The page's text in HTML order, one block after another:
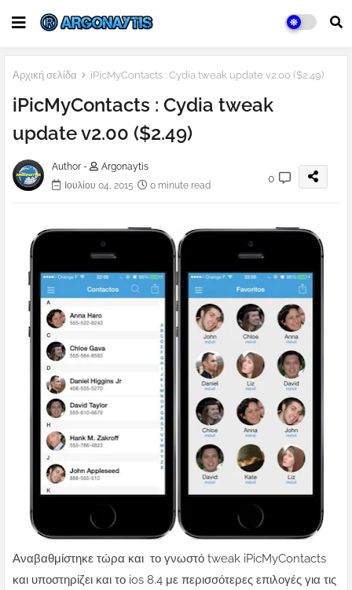
Αρχική σελίδα iPicMyContacts : Cydia tweak update v2.00 ($2.49)
iPicMyContacts : Cydia tweak
update v2.00 ($2.49)
Author -
Argonaytis
Ιουλίου 04, 2015
0 minute read
0
Αναβαθμίστηκε τώρα και το γνωστό tweak iPicMyContacts
και υποστηρίζει και το ios 8.4 με περισσότερες επιλογές για τις